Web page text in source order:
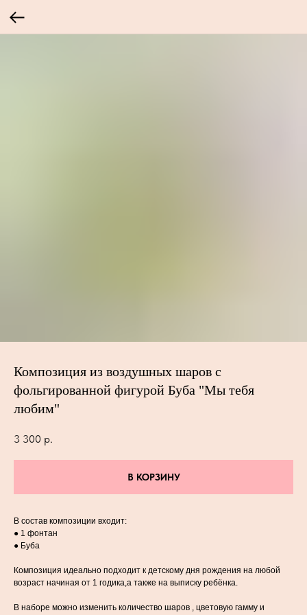
Композиция из воздушных шаров с
фольгированной фигурой Буба "Мы тебя
любим"
3 300 р.
В КОРЗИНУ
В состав композиции входит:
● 1 фонтан
● Буба
Композиция идеально подходит к детскому дня рождения на любой
возраст начиная от 1 годика,а также на выписку ребёнка.
В наборе можно изменить количество шаров , цветовую гамму и